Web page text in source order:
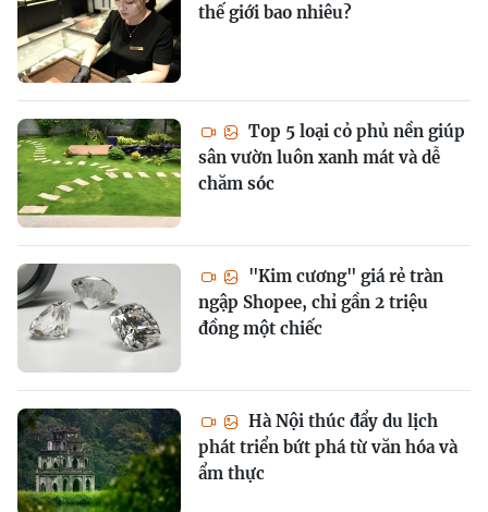
thế giới bao nhiêu?
Top 5 loại cỏ phủ nền giúp
sân vườn luôn xanh mát và dễ
chăm sóc
"Kim cương" giá rẻ tràn
ngập Shopee, chỉ gần 2 triệu
đồng một chiếc
Hà Nội thúc đẩy du lịch
phát triển bứt phá từ văn hóa và
ẩm thực